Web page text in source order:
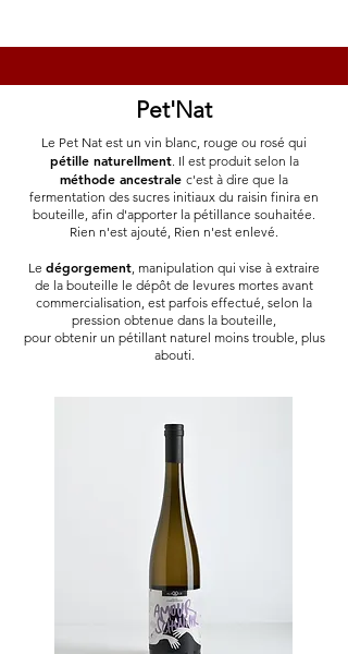
Pet'Nat
Le Pet Nat est un vin blanc, rouge ou rosé qui
pétille naturellment. Il est produit selon la
méthode ancestrale c'est à dire que la
fermentation des sucres initiaux du raisin finira en
bouteille, afin d'apporter la pétillance souhaitée.
Rien n'est ajouté, Rien n'est enlevé.
Le dégorgement, manipulation qui vise à extraire
de la bouteille le dépôt de levures mortes avant
commercialisation, est parfois effectué, selon la
pression obtenue dans la bouteille,
pour obtenir un pétillant naturel moins trouble, plus
abouti.